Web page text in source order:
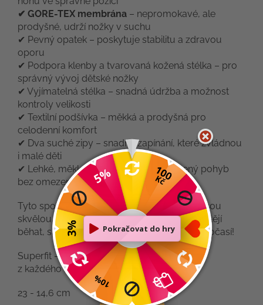
✔ GORE-TEX membrána – nepromokavé, ale
prodyšné, udrží nožky v suchu
✔ Pevný opatek – poskytuje stabilitu a zdravou
oporu
✔ Podpora klenby a tvarovaná kožená stélka – pro
správný vývoj dětské nožky
✔ Vyjímatelná stélka – snadná údržba a možnost
kontroly velikosti
✔ Textilní podšívka – měkká a prodyšná pro
celodenní komfort
✔ Dva suché zipy – snadné zapínání, které zvládnou
i malé děti
✔ Lehké, měkké a ohebné – pro přirozený pohyb
bez omezení
Tyto sportovní, funkční a pohodlné tenisky jsou
skvělou volbou pro malé sportovce, kteří chtějí
běhat, skákat a objevovat svět za každého počasí!
Superfit – pro zdravý pohyb a radost
z každého kroku!
23 - 14,6 cm